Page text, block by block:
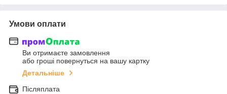
Умови оплати
Ви отримаєте замовлення
або гроші повернуться на вашу картку
Детальніше
Післяплата